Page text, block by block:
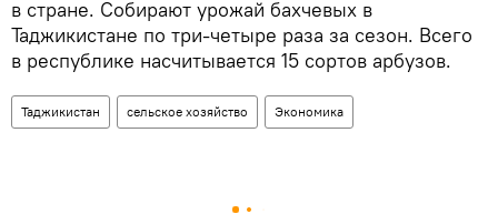
в стране. Собирают урожай бахчевых в
Таджикистане по три-четыре раза за сезон. Всего
в республике насчитывается 15 сортов арбузов.
Таджикистан сельское хозяйство Экономика